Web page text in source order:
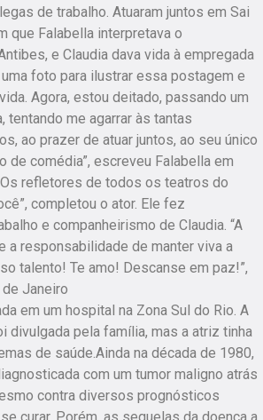
de trabalho. Atuaram juntos em Sai
que Falabella interpretava o
e Claudia dava vida à empregada
uma foto para ilustrar essa postagem e
Agora, estou deitado, passando um
tentando me agarrar às tantas
ao prazer de atuar juntos, ao seu único
de comédia”, escreveu Falabella em
refletores de todos os teatros do
completou o ator. Ele fez
e companheirismo de Claudia. “A
a responsabilidade de manter viva a
talento! Te amo! Descanse em paz!”,
Janeiro
em um hospital na Zona Sul do Rio. A
divulgada pela família, mas a atriz tinha
de saúde.Ainda na década de 1980,
com um tumor maligno atrás
contra diversos prognósticos
curar. Porém, as sequelas da doença a